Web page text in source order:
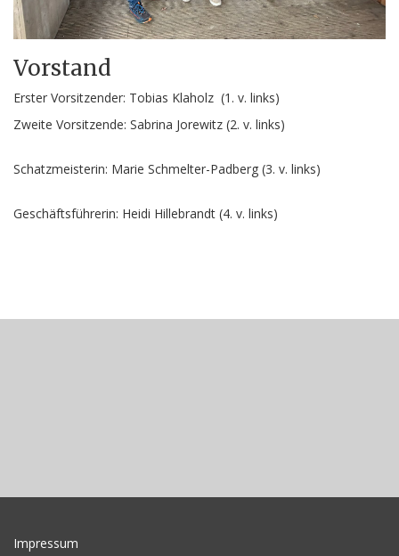
Vorstand
Erster Vorsitzender: Tobias Klaholz (1. v. links)
Zweite Vorsitzende: Sabrina Jorewitz (2. v. links)
Schatzmeisterin: Marie Schmelter-Padberg (3. v. links)
Geschäftsführerin: Heidi Hillebrandt (4. v. links)
Impressum